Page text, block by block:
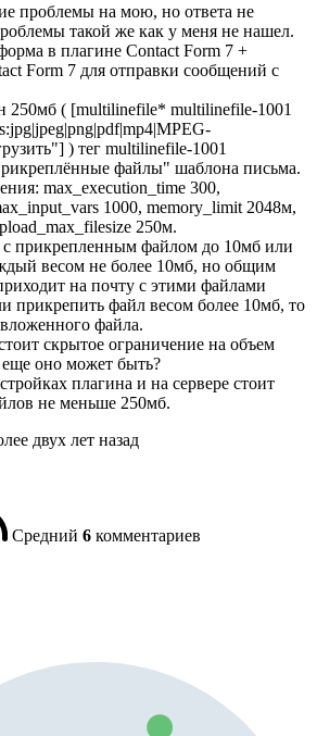
проблемы на мою, но ответа не
такой же как у меня не нашел.
в плагине Contact Form 7 +
Form 7 для отправки сообщений с
250мб ( [multilinefile* multilinefile-1001
) тег multilinefile-1001
файлы" шаблона письма.
max_execution_time 300,
1000, memory_limit 2048м,
250м.
с прикрепленным файлом до 10мб или
весом не более 10мб, но общим
на почту с этими файлами
прикрепить файл весом более 10мб, то
файла.
скрытое ограничение на объем
оно может быть?
плагина и на сервере стоит
не меньше 250мб.
двух лет назад
Средний 6 комментариев